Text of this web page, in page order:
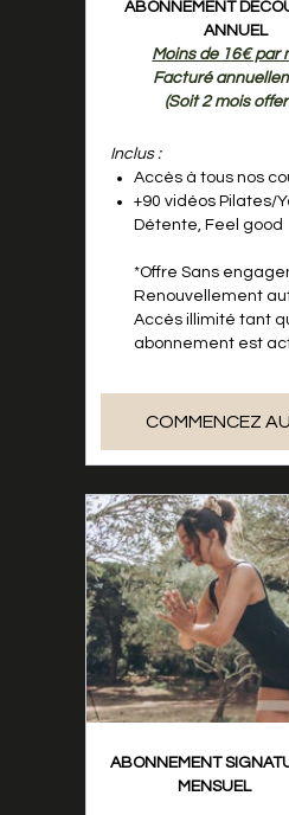
ABONNEMENT
ANNUEL
Moins de 16€ par
Facturé
(Soit 2 mois
Inclus :
Accès à tous nos
+90 vidéos Pilates/
Détente, Feel good
*Offre Sans
Renouvellement
Accès illimité tant
abonnement est
COMMENCEZ
ABONNEMENT
MENSUEL